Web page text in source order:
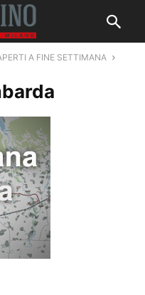
A FINE SETTIMANA